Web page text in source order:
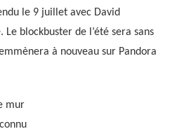
le 9 juillet avec David
blockbuster de l’été sera sans
à nouveau sur Pandora
mur